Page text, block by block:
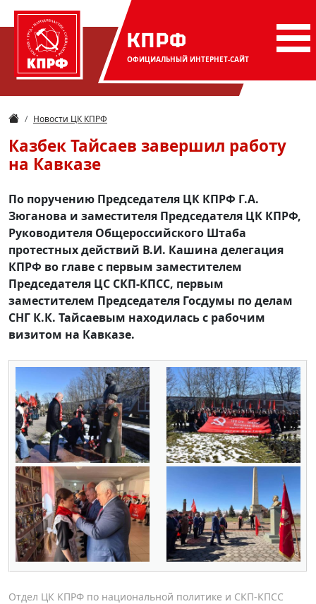
КПРФ
ОФИЦИАЛЬНЫЙ ИНТЕРНЕТ-САЙТ
Новости ЦК КПРФ
Казбек Тайсаев завершил работу
на Кавказе
По поручению Председателя ЦК КПРФ Г.А.
Зюганова и заместителя Председателя ЦК КПРФ,
Руководителя Общероссийского Штаба
протестных действий В.И. Кашина делегация
КПРФ во главе с первым заместителем
Председателя ЦС СКП-КПСС, первым
заместителем Председателя Госдумы по делам
СНГ К.К. Тайсаевым находилась с рабочим
визитом на Кавказе.
Отдел ЦК КПРФ по национальной политике и СКП-КПСС